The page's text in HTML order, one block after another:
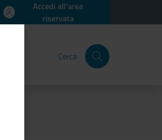
Accedi all'area
riservata
Cerca